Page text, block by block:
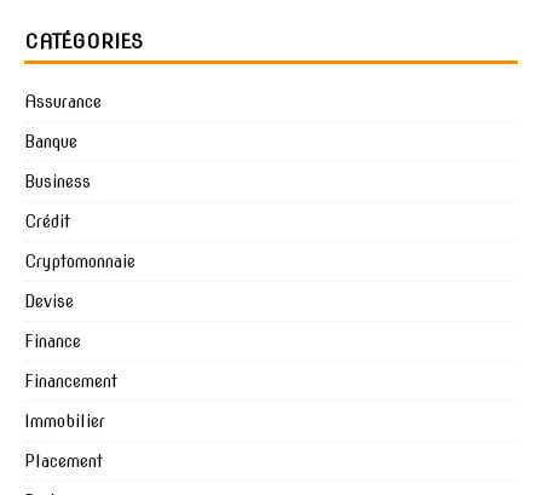
CATÉGORIES
Assurance
Banque
Business
Crédit
Cryptomonnaie
Devise
Finance
Financement
Immobilier
Placement